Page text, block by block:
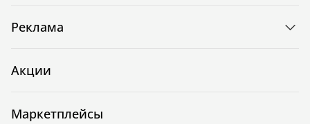
Реклама
Акции
Маркетплейсы